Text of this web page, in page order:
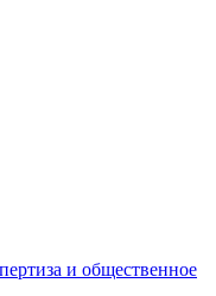
и общественное